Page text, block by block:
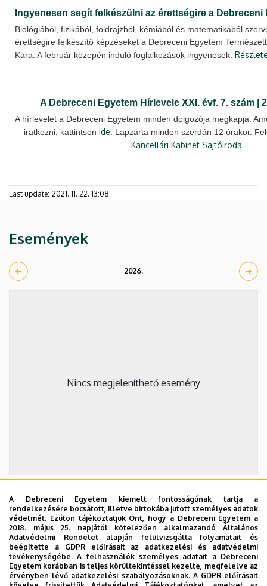
Ingyenesen segít felkészülni az érettségire a Debreceni
Biológiából, fizikából, földrajzból, kémiából és matematikából
érettségire felkészítő képzéseket a Debreceni Egyetem
Kara. A február közepén induló foglalkozások ingyenesek.
A Debreceni Egyetem Hírlevele XXI. évf. 7. szám |
A hírlevelet a Debreceni Egyetem minden dolgozója megkapja.
iratkozni, kattintson ide . Lapzárta minden szerdán 12 órakor.
Kancellári Kabinet Sajtóiroda
Last update: 2021. 11. 22. 13:08
Események
2026.
Nincs megjeleníthető esemény
2026. szeptember 19.
ÁOK-diplomaosztó ünnepség
Az Általános Orvostudományi Kar szeptember 19-
én, szombaton 11 órától tartja nyári diplomaosztó
ünnepségét a Főépület Díszudvarán. A Multimédia
ÜNNEPSÉG, DIPLOMAOSZTÓ
A Debreceni Egyetem kiemelt fontosságúnak tartja a
rendelkezésére bocsátott, illetve birtokába jutott személyes adatok
védelmét. Ezúton tájékoztatjuk Önt, hogy a Debreceni Egyetem a
2018. május 25. napjától kötelezően alkalmazandó Általános
Adatvédelmi Rendelet alapján felülvizsgálta folyamatait és
beépítette a GDPR előírásait az adatkezelési és adatvédelmi
tevékenységébe. A felhasználók személyes adatait a Debreceni
Egyetem korábban is teljes körültekintéssel kezelte, megfelelve az
érvényben lévő adatkezelési szabályozásoknak. A GDPR előírásait